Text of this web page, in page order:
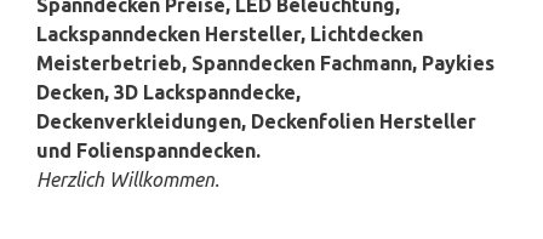
Spanndecken Preise, LED Beleuchtung,
Lackspanndecken Hersteller, Lichtdecken
Meisterbetrieb, Spanndecken Fachmann, Paykies
Decken, 3D Lackspanndecke,
Deckenverkleidungen, Deckenfolien Hersteller
und Folienspanndecken.
Herzlich Willkommen.